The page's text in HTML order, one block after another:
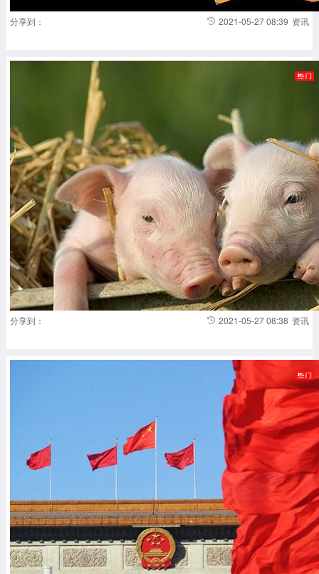
分享到： 资讯
2021-05-27 08:39
分享到： 资讯
2021-05-27 08:38